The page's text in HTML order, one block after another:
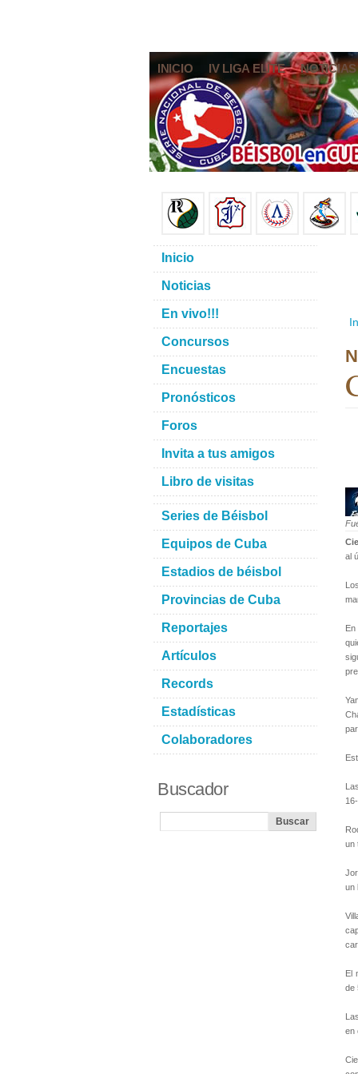
INICIO IV LIGA ELITE NOTICIAS
al
un
un
El
de
en
Inicio
Noticias
En vivo!!!
Concursos
Encuestas
Pronósticos
Foros
Invita a tus amigos
Libro de visitas
Series de Béisbol
Equipos de Cuba
Estadios de béisbol
Provincias de Cuba
Reportajes
Artículos
Records
Estadísticas
Colaboradores
Buscador